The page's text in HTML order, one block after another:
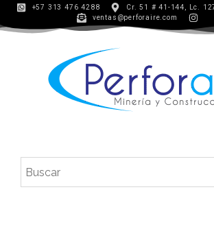
+57 313 476 4288
Cr. 51 # 41-144, Lc.
ventas@perforaire.com